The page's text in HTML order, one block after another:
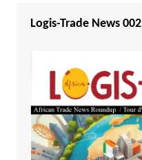
Logis-Trade News 002